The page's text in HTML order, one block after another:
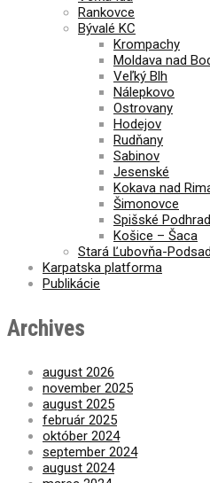
Rankovce
Bývalé KC
Krompachy
Moldava nad
Veľký Blh
Nálepkovo
Ostrovany
Hodejov
Rudňany
Sabinov
Jesenské
Kokava nad
Šimonovce
Spišské
Košice – Šaca
Stará Ľubovňa-
Karpatska platforma
Publikácie
Archives
august 2026
november 2025
august 2025
február 2025
október 2024
september 2024
august 2024